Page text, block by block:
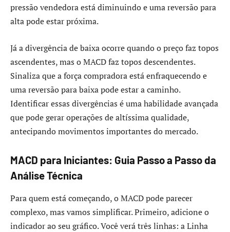
pressão vendedora está diminuindo e uma reversão para
alta pode estar próxima.
Já a divergência de baixa ocorre quando o preço faz topos
ascendentes, mas o MACD faz topos descendentes.
Sinaliza que a força compradora está enfraquecendo e
uma reversão para baixa pode estar a caminho.
Identificar essas divergências é uma habilidade avançada
que pode gerar operações de altíssima qualidade,
antecipando movimentos importantes do mercado.
MACD para Iniciantes: Guia Passo a Passo da
Análise Técnica
Para quem está começando, o MACD pode parecer
complexo, mas vamos simplificar. Primeiro, adicione o
indicador ao seu gráfico. Você verá três linhas: a Linha